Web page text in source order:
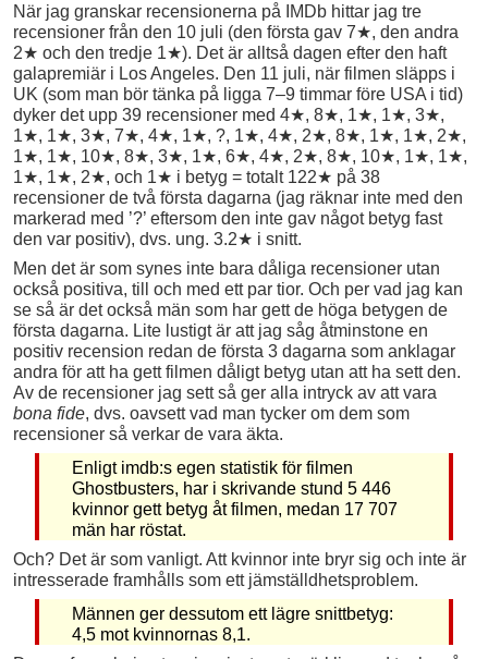
När jag granskar recensionerna på IMDb hittar jag tre
recensioner från den 10 juli (den första gav 7★, den andra
2★ och den tredje 1★). Det är alltså dagen efter den haft
galapremiär i Los Angeles. Den 11 juli, när filmen släpps i
UK (som man bör tänka på ligga 7–9 timmar före USA i tid)
dyker det upp 39 recensioner med 4★, 8★, 1★, 1★, 3★,
1★, 1★, 3★, 7★, 4★, 1★, ?, 1★, 4★, 2★, 8★, 1★, 1★, 2★,
1★, 1★, 10★, 8★, 3★, 1★, 6★, 4★, 2★, 8★, 10★, 1★, 1★,
1★, 1★, 2★, och 1★ i betyg = totalt 122★ på 38
recensioner de två första dagarna (jag räknar inte med den
markerad med ’?’ eftersom den inte gav något betyg fast
den var positiv), dvs. ung. 3.2★ i snitt.
Men det är som synes inte bara dåliga recensioner utan
också positiva, till och med ett par tior. Och per vad jag kan
se så är det också män som har gett de höga betygen de
första dagarna. Lite lustigt är att jag såg åtminstone en
positiv recension redan de första 3 dagarna som anklagar
andra för att ha gett filmen dåligt betyg utan att ha sett den.
Av de recensioner jag sett så ger alla intryck av att vara
bona fide, dvs. oavsett vad man tycker om dem som
recensioner så verkar de vara äkta.
Enligt imdb:s egen statistik för filmen
Ghostbusters, har i skrivande stund 5 446
kvinnor gett betyg åt filmen, medan 17 707
män har röstat.
Och? Det är som vanligt. Att kvinnor inte bryr sig och inte är
intresserade framhålls som ett jämställdhetsproblem.
Männen ger dessutom ett lägre snittbetyg:
4,5 mot kvinnornas 8,1.